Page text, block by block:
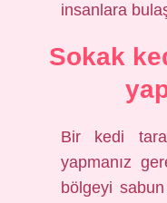
insanlara
Sokak
Bir kedi
yapmanız
bölgeyi